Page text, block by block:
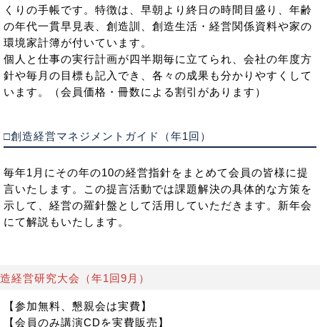
くりの手帳です。特徴は、早朝より終日の時間目盛り、年齢
の年代一貫早見表、創造訓、創造生活・経営関係資料や家の
環境家計簿が付いています。
個人と仕事の実行計画が四半期毎に立てられ、会社の年度方
針や毎月の目標も記入でき、各々の成果も分かりやすくして
います。（会員価格・冊数による割引があります）
□創造経営マネジメントガイド（年1回）
毎年1月にその年の10の経営指針をまとめて会員の皆様に提
言いたします。この提言活動では課題解決の具体的な方策を
示して、経営の羅針盤として活用していただきます。新年会
にて解説もいたします。
経営研究大会（年1回9月）
【参加無料、懇親会は実費】
【会員のみ講演CDを実費販売】